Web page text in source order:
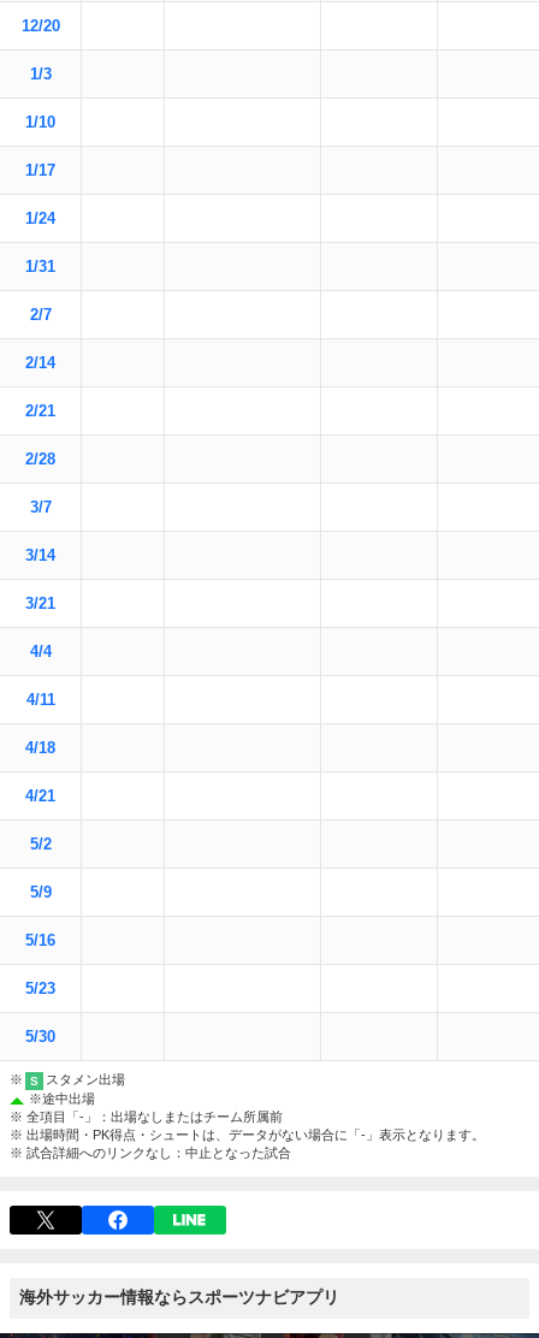
12/20
1/3
1/10
1/17
1/24
1/31
2/7
2/14
2/21
2/28
3/7
3/14
3/21
4/4
4/11
4/18
4/21
5/2
5/9
5/16
5/23
5/30
※ S
スタメン出場
※途中出場
※ 全項目「-」：出場なしまたはチーム所属前
※ 出場時間・PK得点・シュートは、データがない場合に「-」表示となります。
※ 試合詳細へのリンクなし：中止となった試合
海外サッカー情報ならスポーツナビアプリ